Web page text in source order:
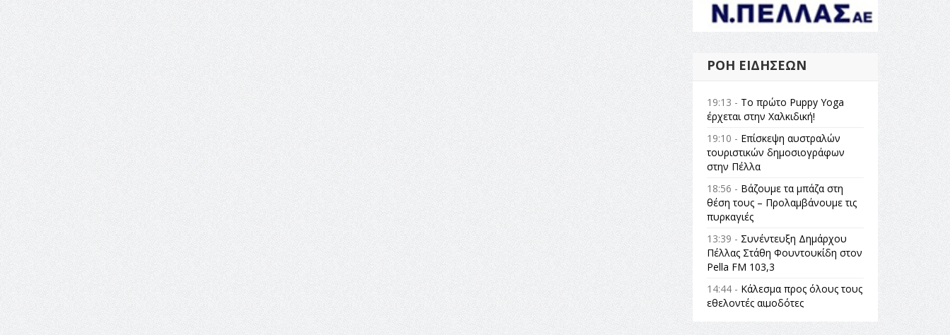
ΡΟΉ ΕΙΔΉΣΕΩΝ
19:13 - Το πρώτο Puppy Yoga
έρχεται στην Χαλκιδική!
19:10 - Επίσκεψη αυστραλών
τουριστικών δημοσιογράφων
στην Πέλλα
18:56 - Βάζουμε τα μπάζα στη
θέση τους – Προλαμβάνουμε τις
πυρκαγιές
13:39 - Συνέντευξη Δημάρχου
Πέλλας Στάθη Φουντουκίδη στον
Pella FM 103,3
14:44 - Κάλεσμα προς όλους τους
εθελοντές αιμοδότες
14:23 -Όλη η Ελλάδα ένας